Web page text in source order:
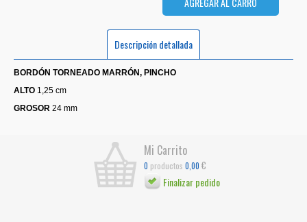
Descripción detallada
BORDÓN TORNEADO MARRÓN, PINCHO
ALTO 1,25 cm
GROSOR 24 mm
Mi Carrito
0 productos 0,00 €
Finalizar pedido